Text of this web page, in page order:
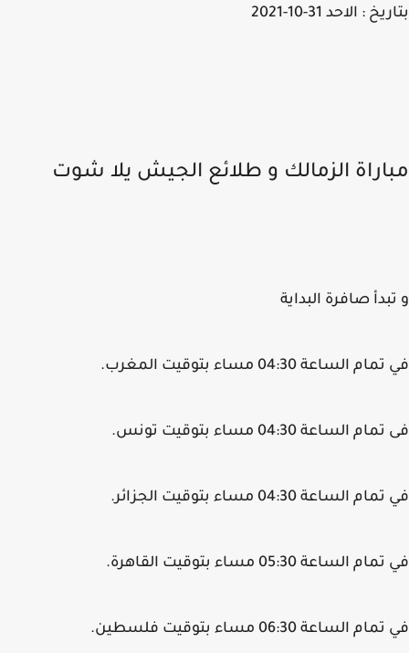
: الاحد 31-10-2021
الزمالك و طلائع الجيش يلا شوت
صافرة البداية
الساعة 04:30 مساء بتوقيت المغرب.
الساعة 04:30 مساء بتوقيت تونس.
الساعة 04:30 مساء بتوقيت الجزائر.
الساعة 05:30 مساء بتوقيت القاهرة.
الساعة 06:30 مساء بتوقيت فلسطين.